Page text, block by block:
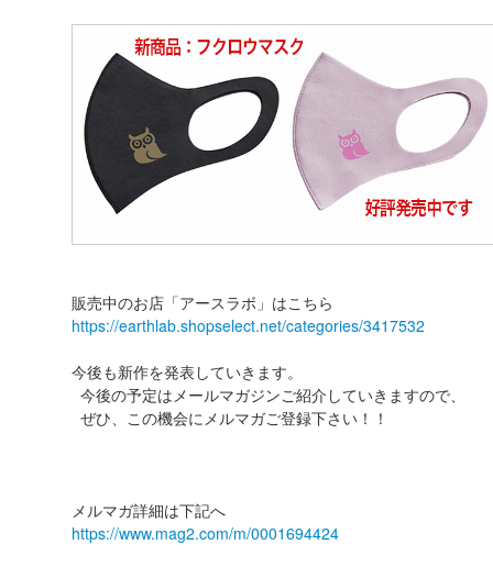
販売中のお店「アースラボ」はこちら
https://earthlab.shopselect.net/categories/3417532
今後も新作を発表していきます。
今後の予定はメールマガジンご紹介していきますので、
ぜひ、この機会にメルマガご登録下さい！！
メルマガ詳細は下記へ
https://www.mag2.com/m/0001694424